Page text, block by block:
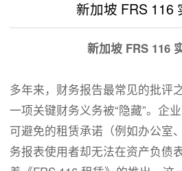
出版刊物
常见问题
联系我们
新加坡 FRS 116
新加坡 FRS 116
多年来，财务报告最常见的批评
一项关键财务义务被“隐藏”。企
可避免的租赁承诺（例如办公室
务报表使用者却无法在资产负债